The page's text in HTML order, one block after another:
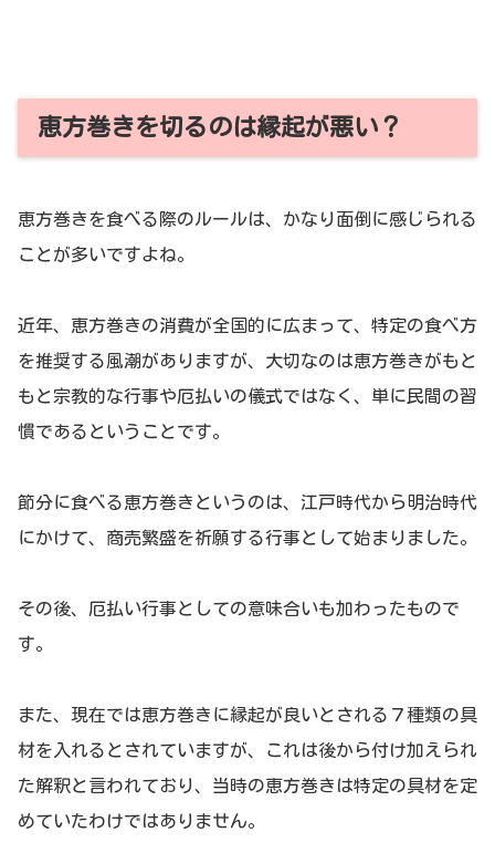
恵方巻きを切るのは縁起が悪い？
恵方巻きを食べる際のルールは、かなり面倒に感じられる
ことが多いですよね。
近年、恵方巻きの消費が全国的に広まって、特定の食べ方
を推奨する風潮がありますが、大切なのは恵方巻きがもと
もと宗教的な行事や厄払いの儀式ではなく、単に民間の習
慣であるということです。
節分に食べる恵方巻きというのは、江戸時代から明治時代
にかけて、商売繁盛を祈願する行事として始まりました。
その後、厄払い行事としての意味合いも加わったもので
す。
また、現在では恵方巻きに縁起が良いとされる７種類の具
材を入れるとされていますが、これは後から付け加えられ
た解釈と言われており、当時の恵方巻きは特定の具材を定
めていたわけではありません。